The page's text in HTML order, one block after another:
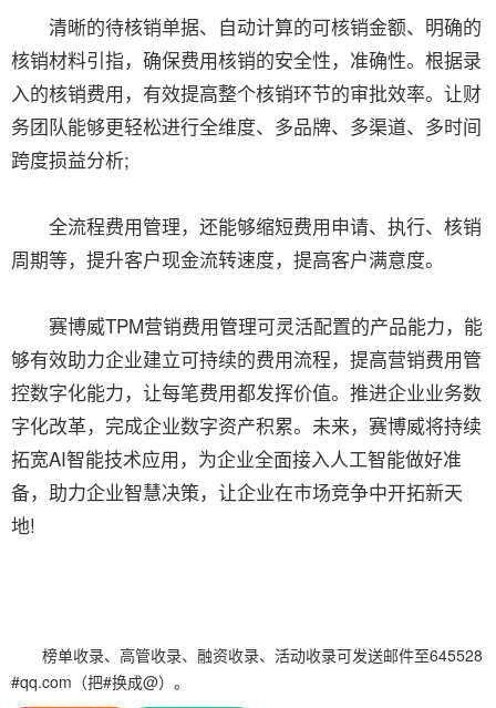
清晰的待核销单据、自动计算的可核销金额、明确的
核销材料引指，确保费用核销的安全性，准确性。根据录
入的核销费用，有效提高整个核销环节的审批效率。让财
务团队能够更轻松进行全维度、多品牌、多渠道、多时间
跨度损益分析;
全流程费用管理，还能够缩短费用申请、执行、核销
周期等，提升客户现金流转速度，提高客户满意度。
赛博威TPM营销费用管理可灵活配置的产品能力，能
够有效助力企业建立可持续的费用流程，提高营销费用管
控数字化能力，让每笔费用都发挥价值。推进企业业务数
字化改革，完成企业数字资产积累。未来，赛博威将持续
拓宽AI智能技术应用，为企业全面接入人工智能做好准
备，助力企业智慧决策，让企业在市场竞争中开拓新天
地!
榜单收录、高管收录、融资收录、活动收录可发送邮件至645528
#qq.com（把#换成@）。